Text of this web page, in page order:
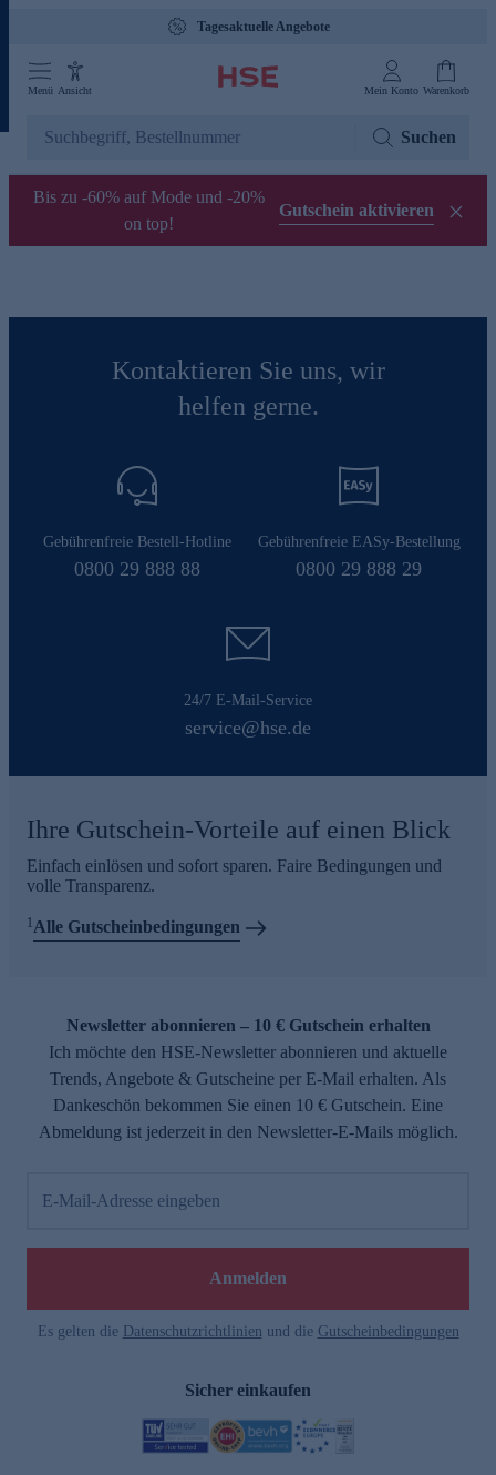
Tagesaktuelle Angebote
Menü Ansicht Mein Konto Warenkorb
Suchen
Bis zu -60% auf Mode und -20%
on top!
Gutschein aktivieren
Kontaktieren Sie uns, wir
helfen gerne.
Gebührenfreie Bestell-Hotline
0800 29 888 88
Gebührenfreie EASy-Bestellung
0800 29 888 29
24/7 E-Mail-Service
service@hse.de
Ihre Gutschein-Vorteile auf einen Blick
Einfach einlösen und sofort sparen. Faire Bedingungen und
volle Transparenz.
1Alle Gutscheinbedingungen
Newsletter abonnieren – 10 € Gutschein erhalten
Ich möchte den HSE-Newsletter abonnieren und aktuelle
Trends, Angebote & Gutscheine per E-Mail erhalten. Als
Dankeschön bekommen Sie einen 10 € Gutschein. Eine
Abmeldung ist jederzeit in den Newsletter-E-Mails möglich.
E-Mail-Adresse eingeben
Anmelden
Es gelten die Datenschutzrichtlinien und die Gutscheinbedingungen
Sicher einkaufen